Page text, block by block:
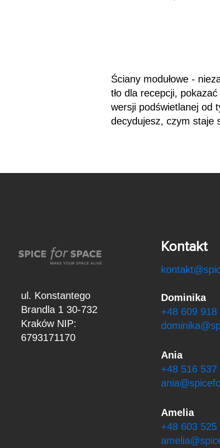
Ściany modułowe -
tło dla recepcji,
wersji podświetlanej od
decydujesz, czym staje
ul. Konstantego
Brandla 1 30-732
Kraków NIP:
6793171170
Kontakt
Dominika
+48 609 918
Ania
+48 516 537
Amelia
+48 603 525